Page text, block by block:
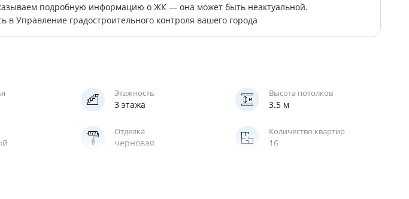
подробную информацию о ЖК — она может быть неактуальной.
в Управление градостроительного контроля вашего города
Этажность
3 этажа
Высота потолков
3.5 м
Отделка
черновая
Количество квартир
16